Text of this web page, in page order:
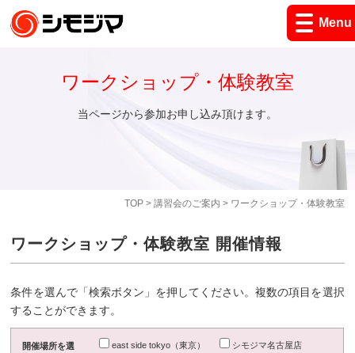
Menu
TOP> 講習会のご案内 > ワークショップ・体験教室
ワークショップ・体験教室
当ページから参加お申し込み頂けます。
ワークショップ・体験教室 開催情報
条件を選んで「検索ボタン」を押してください。複数の項目を選択
することができます。
開催場所を選
east side tokyo（東京）
シモジマ名古屋店